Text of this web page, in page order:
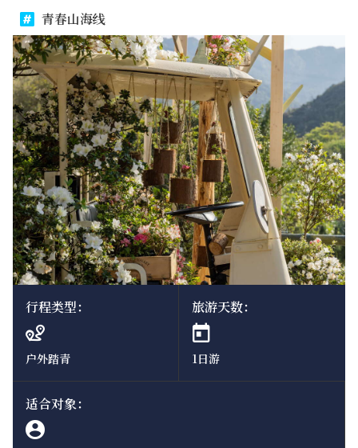
青春山海线
行程类型：
户外踏青
旅游天数：
1日游
适合对象：